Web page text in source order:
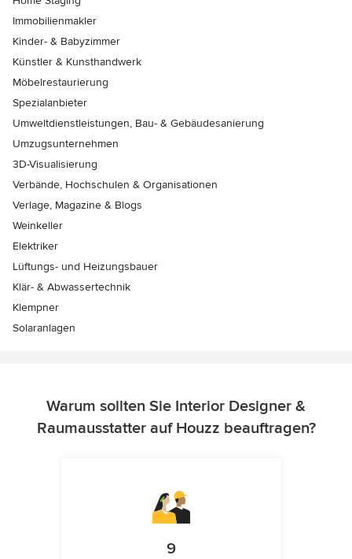
Immobilienmakler
Kinder- & Babyzimmer
Künstler & Kunsthandwerk
Möbelrestaurierung
Spezialanbieter
Umweltdienstleistungen, Bau- & Gebäudesanierung
Umzugsunternehmen
3D-Visualisierung
Verbände, Hochschulen & Organisationen
Verlage, Magazine & Blogs
Weinkeller
Elektriker
Lüftungs- und Heizungsbauer
Klär- & Abwassertechnik
Klempner
Solaranlagen
Warum sollten Sie Interior Designer &
Raumausstatter auf Houzz beauftragen?
9